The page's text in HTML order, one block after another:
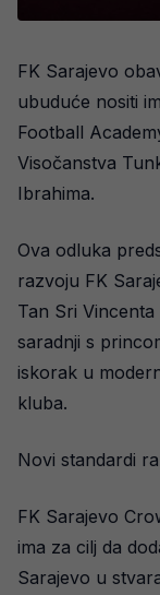
FK Sarajevo
ubuduće nositi
Football
Visočanstva
Ibrahima.
Ova odluka
razvoju FK
Tan Sri
saradnji s
iskorak u
kluba.
Novi standardi
FK Sarajevo
ima za cilj da
Sarajevo u